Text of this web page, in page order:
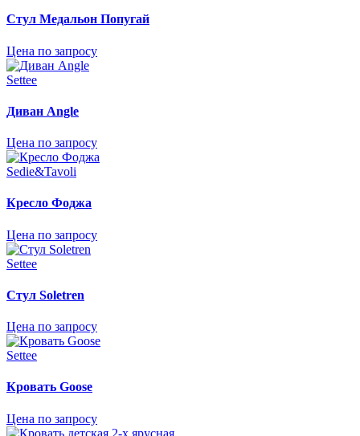
Стул Медальон Попугай
Цена по запросу
Settee
Диван Angle
Цена по запросу
Sedie&Tavoli
Кресло Фоджа
Цена по запросу
Settee
Стул Soletren
Цена по запросу
Settee
Кровать Goose
Цена по запросу